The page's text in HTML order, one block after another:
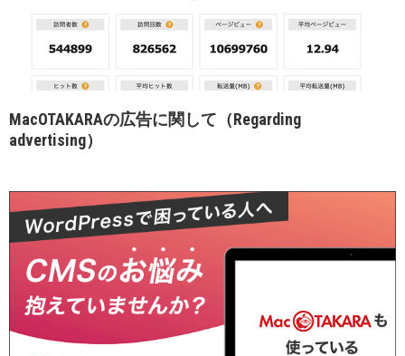
MacOTAKARAの広告に関して（Regarding
advertising）